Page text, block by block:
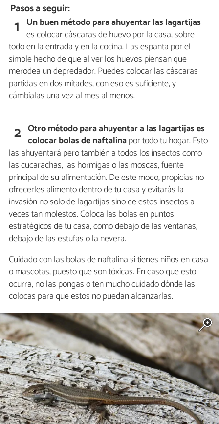
Pasos a seguir:
1 Un buen método para ahuyentar las lagartijas
es colocar cáscaras de huevo por la casa, sobre
todo en la entrada y en la cocina. Las espanta por el
simple hecho de que al ver los huevos piensan que
merodea un depredador. Puedes colocar las cáscaras
partidas en dos mitades, con eso es suficiente, y
cámbialas una vez al mes al menos.
2 Otro método para ahuyentar a las lagartijas es
colocar bolas de naftalinapor todo tu hogar. Esto
las ahuyentará pero también a todos los insectos como
las cucarachas, las hormigas o las moscas, fuente
principal de su alimentación. De este modo, propicias no
ofrecerles alimento dentro de tu casa y evitarás la
invasión no solo de lagartijas sino de estos insectos a
veces tan molestos. Coloca las bolas en puntos
estratégicos de tu casa, como debajo de las ventanas,
debajo de las estufas o la nevera.
Cuidado con las bolas de naftalina si tienes niños en casa
o mascotas, puesto que son tóxicas. En caso que esto
ocurra, no las pongas o ten mucho cuidado dónde las
colocas para que estos no puedan alcanzarlas.